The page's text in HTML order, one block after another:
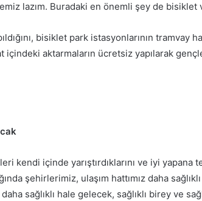
lazım. Buradaki en önemli şey de
bisiklet park istasyonlarının tramvay
içindeki aktarmaların ücretsiz yapılarak
kendi içinde yarıştırdıklarını ve iyi yapana
şehirlerimiz, ulaşım hattımız daha
sağlıklı hale gelecek, sağlıklı birey ve